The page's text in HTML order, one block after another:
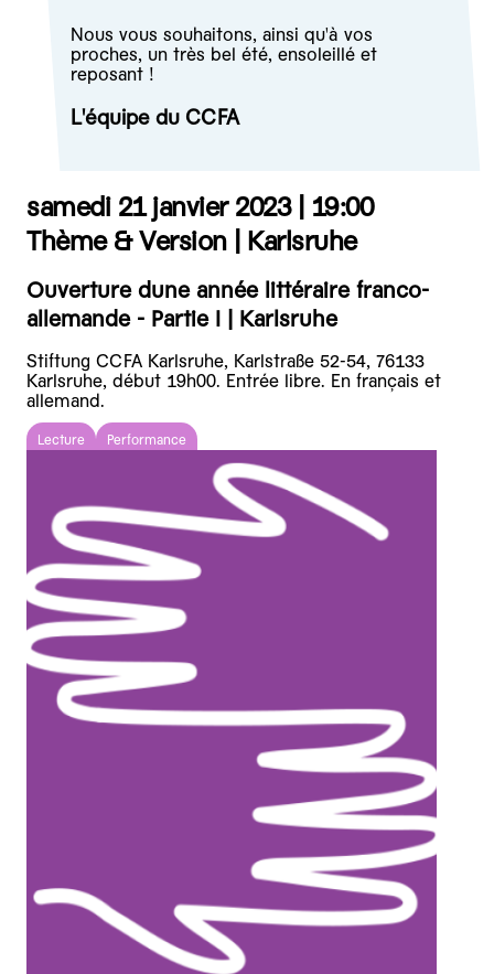
Nous vous souhaitons, ainsi qu'à vos
proches, un très bel été, ensoleillé et
reposant !
L'équipe du CCFA
samedi 21 janvier 2023 | 19:00
Thème & Version | Karlsruhe
Ouverture dune année littéraire franco-
allemande - Partie I | Karlsruhe
Stiftung CCFA Karlsruhe, Karlstraße 52-54, 76133
Karlsruhe, début 19h00. Entrée libre. En français et
allemand.
Lecture Performance